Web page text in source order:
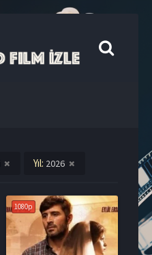
Yıl: 2026
1080p